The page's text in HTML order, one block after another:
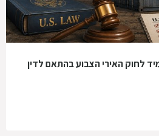
לחוק האירי הצבוע בהתאם לדין